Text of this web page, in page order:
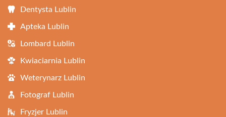
Dentysta Lublin
Apteka Lublin
Lombard Lublin
Kwiaciarnia Lublin
Weterynarz Lublin
Fotograf Lublin
Fryzjer Lublin